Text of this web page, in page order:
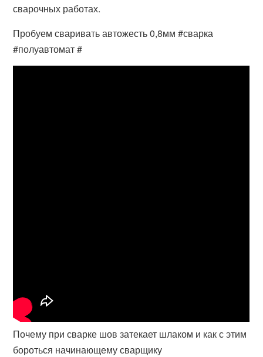
сварочных работах.
Пробуем сваривать автожесть 0,8мм #сварка
#полуавтомат #
Почему при сварке шов затекает шлаком и как с этим
бороться начинающему сварщику